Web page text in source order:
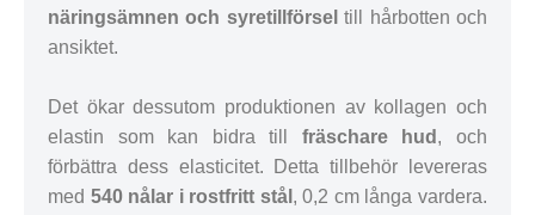
näringsämnen och syretillförsel till hårbotten och
ansiktet.
Det ökar dessutom produktionen av kollagen och
elastin som kan bidra till fräschare hud , och
förbättra dess elasticitet. Detta tillbehör levereras
med 540 nålar i rostfritt stål , 0,2 cm långa vardera.